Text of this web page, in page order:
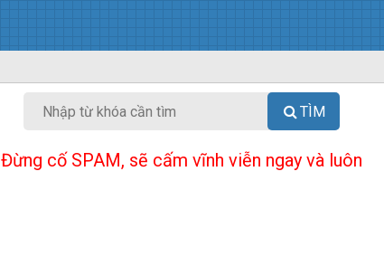
TÌM
Đừng cố SPAM, sẽ cấm vĩnh viễn ngay và luôn